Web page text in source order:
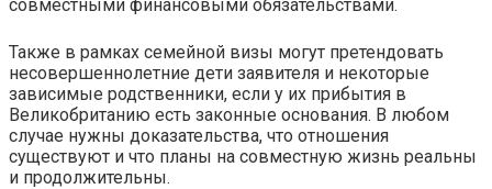
совместными финансовыми обязательствами.
Также в рамках семейной визы могут претендовать
несовершеннолетние дети заявителя и некоторые
зависимые родственники, если у их прибытия в
Великобританию есть законные основания. В любом
случае нужны доказательства, что отношения
существуют и что планы на совместную жизнь реальны
и продолжительны.